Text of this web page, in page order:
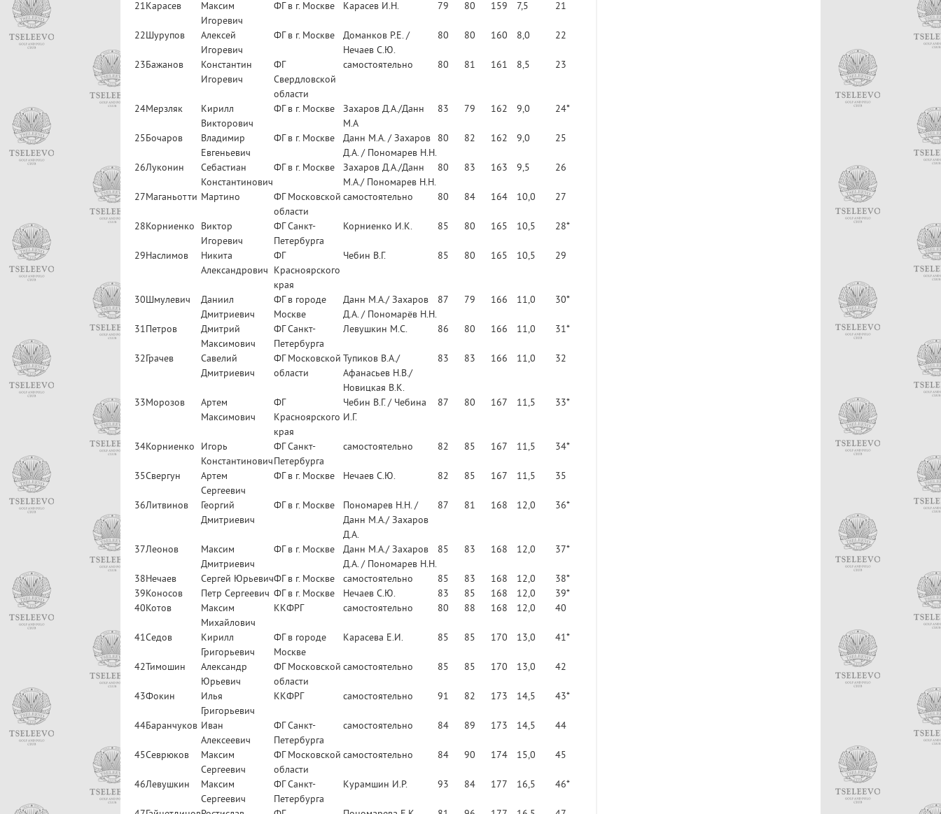
21Карасев
Максим
Игоревич
ФГ в г. Москве Карасев И.Н. 79 80 159 7,5 21
22Шурупов
Алексей
Игоревич
ФГ в г. Москве
Доманков Р.Е. /
Нечаев С.Ю.
80 80 160 8,0 22
23Бажанов
Константин
Игоревич
ФГ
Свердловской
области
самостоятельно 80 81 161 8,5 23
24Мерзляк
Кирилл
Викторович
ФГ в г. Москве
Захаров Д.А./Данн
М.А
83 79 162 9,0 24*
25Бочаров
Владимир
Евгеньевич
ФГ в г. Москве
Данн М.А. / Захаров
Д.А. / Пономарев Н.Н.
80 82 162 9,0 25
26Луконин
Себастиан
Константинович
ФГ в г. Москве
Захаров Д.А./Данн
М.А./ Пономарев Н.Н.
80 83 163 9,5 26
27Маганьотти Мартино
ФГ Московской
области
самостоятельно 80 84 164 10,0 27
28Корниенко
Виктор
Игоревич
ФГ Санкт-
Петербурга
Корниенко И.К. 85 80 165 10,5 28*
29Наслимов
Никита
Александрович
ФГ
Красноярского
края
Чебин В.Г. 85 80 165 10,5 29
30Шмулевич
Даниил
Дмитриевич
ФГ в городе
Москве
Данн М.А./ Захаров
Д.А. / Пономарёв Н.Н.
87 79 166 11,0 30*
31Петров
Дмитрий
Максимович
ФГ Санкт-
Петербурга
Левушкин М.С. 86 80 166 11,0 31*
32Грачев
Савелий
Дмитриевич
ФГ Московской
области
Тупиков В.А./
Афанасьев Н.В./
Новицкая В.К.
83 83 166 11,0 32
33Морозов
Артем
Максимович
ФГ
Красноярского
края
Чебин В.Г. / Чебина
И.Г.
87 80 167 11,5 33*
34Корниенко
Игорь
Константинович
ФГ Санкт-
Петербурга
самостоятельно 82 85 167 11,5 34*
35Свергун
Артем
Сергеевич
ФГ в г. Москве Нечаев С.Ю. 82 85 167 11,5 35
36Литвинов
Георгий
Дмитриевич
ФГ в г. Москве
Пономарев Н.Н. /
Данн М.А./ Захаров
Д.А.
87 81 168 12,0 36*
37Леонов
Максим
Дмитриевич
ФГ в г. Москве
Данн М.А./ Захаров
Д.А. / Пономарев Н.Н.
85 83 168 12,0 37*
38Нечаев Сергей ЮрьевичФГ в г. Москве самостоятельно 85 83 168 12,0
38*
39Коносов Петр Сергеевич ФГ в г. Москве Нечаев С.Ю. 83 85 168 12,0
39*
40Котов
Максим
Михайлович
ККФРГ самостоятельно 80 88 168 12,0 40
41Седов
Кирилл
Григорьевич
ФГ в городе
Москве
Карасева Е.И. 85 85 170 13,0 41*
42Тимошин
Александр
Юрьевич
ФГ Московской
области
самостоятельно 85 85 170 13,0 42
43Фокин
Илья
Григорьевич
ККФРГ самостоятельно 91 82 173 14,5 43*
44Баранчуков Иван
Алексеевич
ФГ Санкт-
Петербурга
самостоятельно 84 89 173 14,5 44
45Севрюков
Максим
Сергеевич
ФГ Московской
области
самостоятельно 84 90 174 15,0 45
46Левушкин
Максим
Сергеевич
ФГ Санкт-
Петербурга
Курамшин И.Р. 93 84 177 16,5 46*